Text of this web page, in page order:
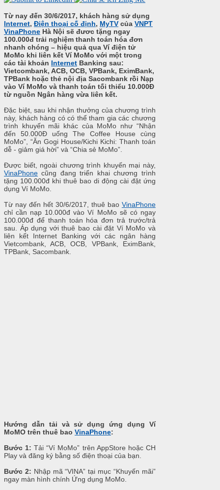
Từ nay đến 30/6/2017, khách hàng sử dụng
Internet, Điện thoại cố định, MyTV của VNPT
VinaPhone Hà Nội sẽ đươc tặng ngay
100.000đ trải nghiệm thanh toán hóa đơn
nhanh chóng – hiệu quả qua Ví điện tử
MoMo khi liên kết Ví MoMo với một trong
các tài khoản Internet Banking sau:
Vietcombank, ACB, OCB, VPBank, EximBank,
TPBank hoặc thẻ nội địa Sacombank rồi Nạp
vào Ví MoMo và thanh toán tối thiểu 10.000Đ
từ nguồn Ngân hàng vừa liên kết.
Đặc biệt, sau khi nhận thưởng của chương trình
này, khách hàng có có thể tham gia các chương
trình khuyến mãi khác của MoMo như “Nhận
đến 50.000Đ uống The Coffee House cùng
MoMo”, “Ăn Gogi House/Kichi Kichi: Thanh toán
dễ - giảm giá hời” và “Chia sẻ MoMo”.
Được biết, ngoài chương trình khuyến mại này,
VinaPhone cũng đang triển khai chương trình
tặng 100.000đ khi thuê bao di động cài đặt ứng
dụng Ví MoMo.
Từ nay đến hết 30/6/2017, thuê bao VinaPhone
chỉ cần nạp 10.000đ vào Ví MoMo sẽ có ngay
100.000đ để thanh toán hóa đơn trả trước/trả
sau. Áp dụng với thuê bao cài đặt Ví MoMo và
liên kết Internet Banking với các ngân hàng
Vietcombank, ACB, OCB, VPBank, EximBank,
TPBank, Sacombank.
Hướng dẫn tải và sử dụng ứng dụng Ví
MoMO trên thuê bao VinaPhone:
Bước 1: Tải “Ví MoMo” trên AppStore hoặc CH
Play và đăng ký bằng số điện thoại của bạn.
Bước 2: Nhập mã “VINA” tại mục “Khuyến mãi”
ngay màn hình chính Ứng dụng MoMo.